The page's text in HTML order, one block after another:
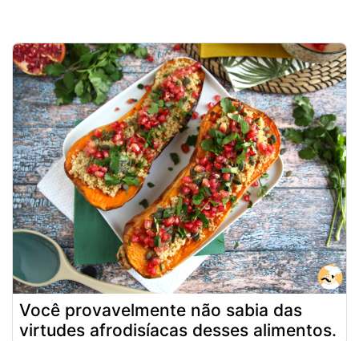
Você provavelmente não sabia das
virtudes afrodisíacas desses alimentos.